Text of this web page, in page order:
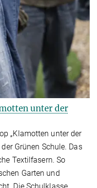
unter der
„Klamotten unter der
Grünen Schule. Das
Textilfasern. So
Garten und